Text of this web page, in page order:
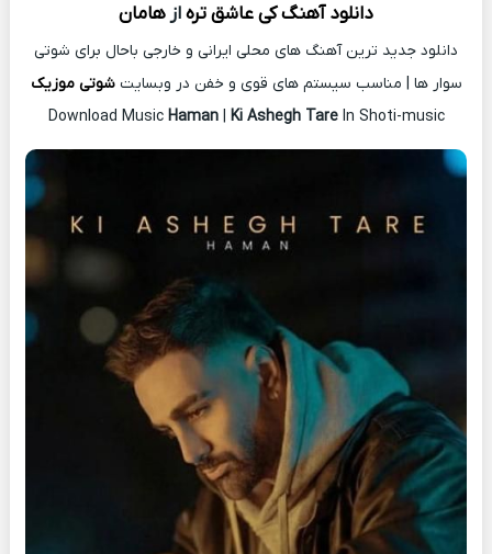
دانلود آهنگکی عاشق ترهازهامان
دانلود جدید ترین آهنگ های محلی ایرانی و خارجی باحال برای شوتی
سوار ها | مناسب سیستم های قوی و خفن در وبسایتشوتی موزیک
Download Music Haman| Ki Ashegh TareIn Shoti-music